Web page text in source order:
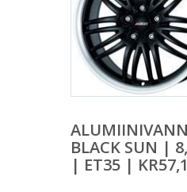
BLACK SUN |
| ET35 | KR57,1